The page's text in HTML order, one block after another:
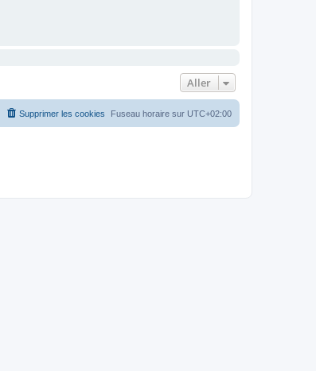
Aller
Fuseau horaire sur UTC+02:00
Supprimer les cookies